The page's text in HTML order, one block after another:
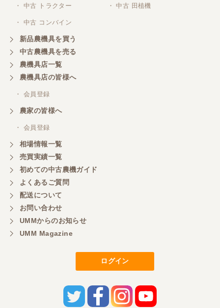
対応ありがとうございました。
三重県／山本
共立シュレッターを受け取りました。 状態は問題な
く、エンジンも調子がよさそうです。 ありがとうご
ざいました。
三重県／
嫌な顔をせずに一生懸命頑張ってくれる中山さんに
感謝しています。ここで3台買いましたが、これから
もよろしくお願いしたいです。
三重県／
初めてコンバインを買いに行ったのですが、とても
明るい方に担当していただき細かく説明して下さっ
てとても嬉しかったです。
担当さんの説明が丁寧で分かりやすく、急な要望に
も迅速に対応して頂き非常に助かりました。
三重県／
・ 中古 トラクター ・ 中古 田植機
・ 中古 コンバイン
新品農機具を買う
中古農機具を売る
農機具店一覧
農機具店の皆様へ
・ 会員登録
農家の皆様へ
・ 会員登録
相場情報一覧
売買実績一覧
初めての中古農機ガイド
よくあるご質問
配送について
お問い合わせ
UMMからのお知らせ
UMM Magazine
ログイン